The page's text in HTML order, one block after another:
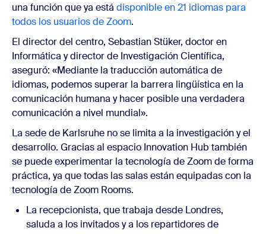
una función que ya está disponible en 21 idiomas para
todos los usuarios de Zoom.
El director del centro, Sebastian Stüker, doctor en
Informática y director de Investigación Científica,
aseguró: «Mediante la traducción automática de
idiomas, podemos superar la barrera lingüística en la
comunicación humana y hacer posible una verdadera
comunicación a nivel mundial».
La sede de Karlsruhe no se limita a la investigación y el
desarrollo. Gracias al espacio Innovation Hub también
se puede experimentar la tecnología de Zoom de forma
práctica, ya que todas las salas están equipadas con la
tecnología de Zoom Rooms.
La recepcionista, que trabaja desde Londres,
saluda a los invitados y a los repartidores de